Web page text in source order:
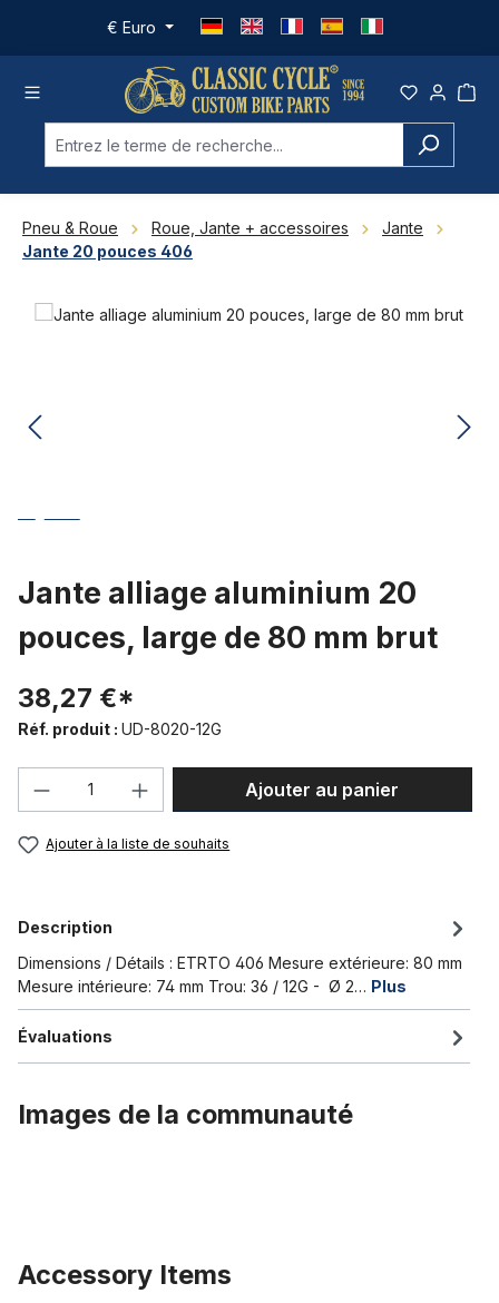
Passer au contenu principal
€ Euro
Pneu & Roue Roue, Jante + accessoires
Jante
Jante 20 pouces 406
Ignorer la galerie d'images
Jante alliage aluminium 20
pouces, large de 80 mm brut
38,27 €*
Réf. produit : UD-8020-12G
Quantité de produit : Entrez la
Ajouter au panier
Ajouter à la liste de souhaits
Description
Dimensions / Détails : ETRTO 406 Mesure extérieure: 80 mm
Mesure intérieure: 74 mm Trou: 36 / 12G - Ø 2… Plus
Évaluations
Images de la communauté
Accessory Items